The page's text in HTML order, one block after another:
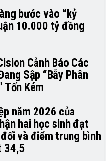
bước vào “kỷ
10.000 tỷ đồng
Cảnh Báo Các
Sập “Bẫy Phân
Tốn Kém
năm 2026 của
hai học sinh đạt
và điểm trung bình
34,5